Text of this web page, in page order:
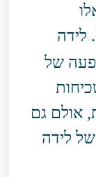
. לידה
של
אולם גם
של לידה